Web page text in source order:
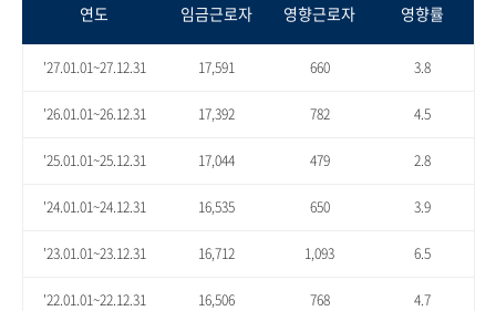
연도 임금근로자 영향근로자 영향률
'27.01.01~27.12.31 17,591 660 3.8
'26.01.01~26.12.31 17,392 782 4.5
'25.01.01~25.12.31 17,044 479 2.8
'24.01.01~24.12.31 16,535 650 3.9
'23.01.01~23.12.31 16,712 1,093 6.5
'22.01.01~22.12.31 16,506 768 4.7